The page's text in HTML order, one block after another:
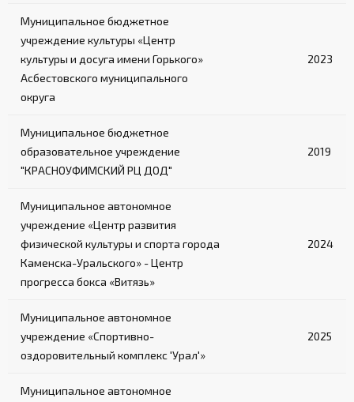
Муниципальное бюджетное
учреждение культуры «Центр
культуры и досуга имени Горького»
Асбестовского муниципального
округа
2023
Муниципальное бюджетное
образовательное учреждение
"КРАСНОУФИМСКИЙ РЦ ДОД"
2019
Муниципальное автономное
учреждение «Центр развития
физической культуры и спорта города
Каменска-Уральского» - Центр
прогресса бокса «Витязь»
2024
Муниципальное автономное
учреждение «Спортивно-
оздоровительный комплекс 'Урал'»
2025
Муниципальное автономное